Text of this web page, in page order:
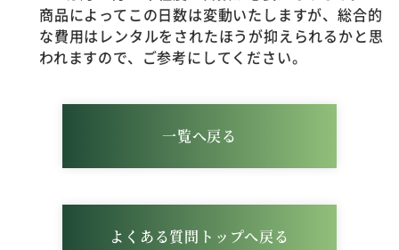
商品によってこの日数は変動いたしますが、総合的
な費用はレンタルをされたほうが抑えられるかと思
われますので、ご参考にしてください。
一覧へ戻る
よくある質問トップへ戻る